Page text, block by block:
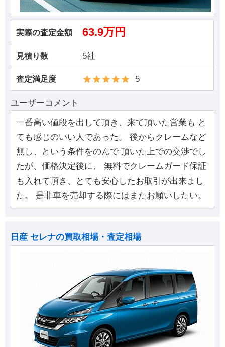
実際の査定金額 63.9万円
見積り数 5社
査定満足度 5
ユーザーコメント
一番高い値段を出して頂き、来て頂いた営業も と
ても感じのいい人であった。 後からクレームなど
無し、という条件をのんで 頂いた上での交渉でし
たが、価格決定後に、 無料でクレームガード保証
も入れて頂き、とても安心したお取引が出来まし
た。 是非車を売却する際にはまたお願いしたい。
日産 セレナの買取相場・査定相場